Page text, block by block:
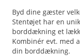
Byd dine gæster
Stentøjet har en
borddækning et
Kombinér evt. med
din borddækning.